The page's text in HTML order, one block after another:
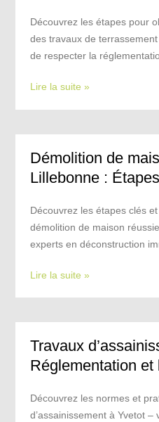
Découvrez les étapes pour
des travaux de
de respecter la
Lire la suite »
Démolition de
Lillebonne :
Découvrez les étapes clés
démolition de maison
experts en déconstruction
Lire la suite »
Travaux
Réglementation
Découvrez les normes et
d’assainissement à Yvetot